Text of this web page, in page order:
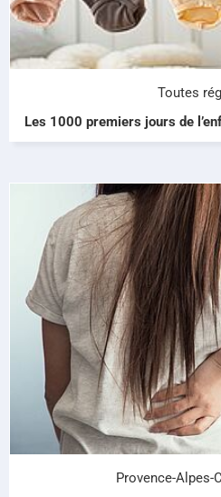
Toutes
Les 1000 premiers jours de
Provence-Alpes-